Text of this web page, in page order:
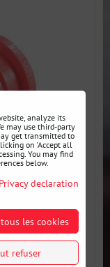
analyze its
may use third-party
get transmitted to
on 'Accept all
You may find
below.
Privacy declaration
les cookies
refuser